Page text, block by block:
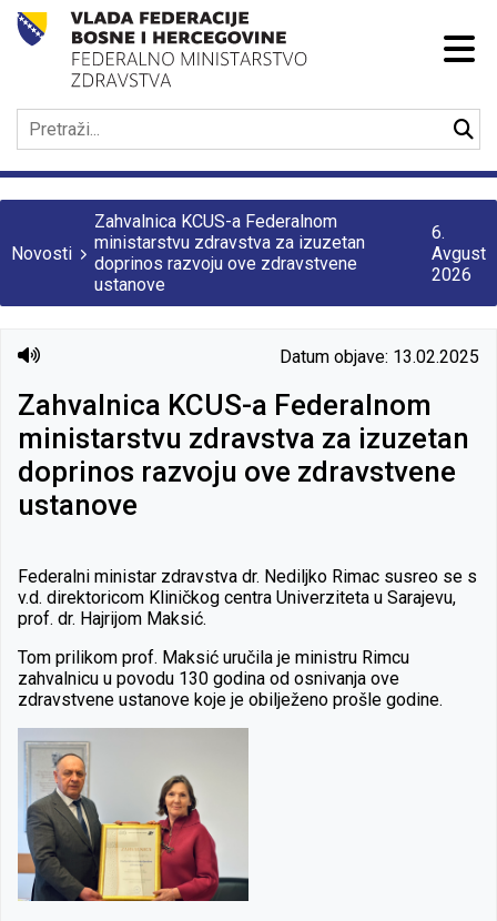
Novosti
Zahvalnica KCUS-a Federalnom
ministarstvu zdravstva za izuzetan
doprinos razvoju ove zdravstvene
ustanove
6.
Avgust
2026
Datum objave: 13.02.2025
Zahvalnica KCUS-a Federalnom
ministarstvu zdravstva za izuzetan
doprinos razvoju ove zdravstvene
ustanove
Federalni ministar zdravstva dr. Nediljko Rimac susreo se s
v.d. direktoricom Kliničkog centra Univerziteta u Sarajevu,
prof. dr. Hajrijom Maksić.
Tom prilikom prof. Maksić uručila je ministru Rimcu
zahvalnicu u povodu 130 godina od osnivanja ove
zdravstvene ustanove koje je obilježeno prošle godine.